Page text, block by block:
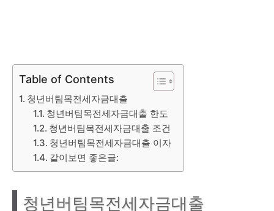
Table of Contents
청년버팀목전세자금대출
청년버팀목전세자금대출 한도
청년버팀목전세자금대출 조건
청년버팀목전세자금대출 이자
같이보면 좋은글:
청년버팀목전세자금대출